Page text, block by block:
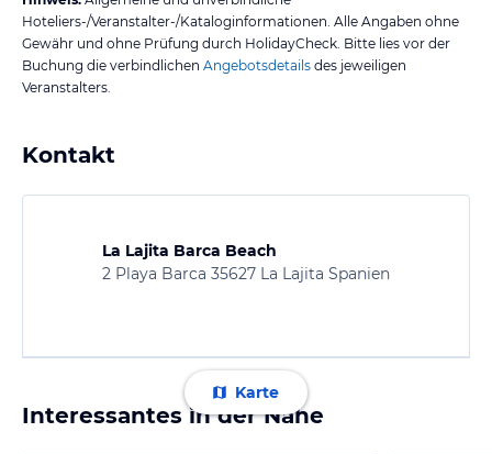
Hoteliers-/Veranstalter-/Kataloginformationen. Alle Angaben ohne
Gewähr und ohne Prüfung durch HolidayCheck. Bitte lies vor der
Buchung die verbindlichen Angebotsdetails des jeweiligen
Veranstalters.
Kontakt
La Lajita Barca Beach
2 Playa Barca 35627 La Lajita Spanien
Karte
Interessantes in der Nähe